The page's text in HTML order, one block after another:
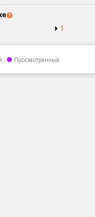
1
Просмотренный